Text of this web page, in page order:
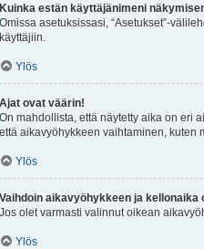
Kuinka estän käyttäjänimeni
Omissa asetuksissasi, “Asetukset”-
käyttäjiin.
Ylös
Ajat ovat väärin!
On mahdollista, että näytetty aika on eri
että aikavyöhykkeen vaihtaminen, kuten
Ylös
Vaihdoin aikavyöhykkeen ja kellonaika
Jos olet varmasti valinnut oikean
Ylös